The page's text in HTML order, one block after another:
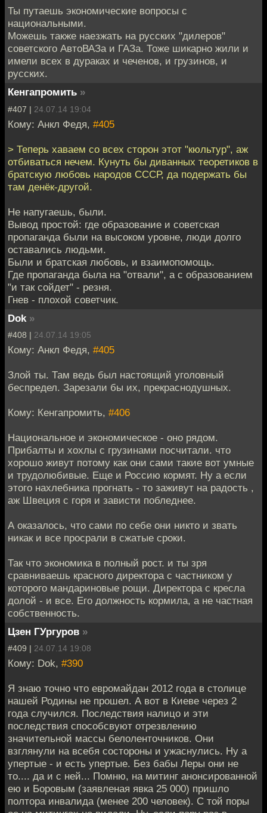
Ты путаешь экономические вопросы с
национальными.
Можешь также наезжать на русских "дилеров"
советского АвтоВАЗа и ГАЗа. Тоже шикарно жили и
имели всех в дураках и чеченов, и грузинов, и
русских.
Кенгапромить »
#407 | 24.07.14 19:04
Кому: Анкл Федя, #405
> Теперь хаваем со всех сторон этот "кюльтур", аж
отбиваться нечем. Кунуть бы диванных теоретиков в
братскую любовь народов СССР, да подержать бы
там денёк-другой.
Не напугаешь, были.
Вывод простой: где образование и советская
пропаганда были на высоком уровне, люди долго
оставались людьми.
Были и братская любовь, и взаимопомощь.
Где пропаганда была на "отвали", а с образованием
"и так сойдет" - резня.
Гнев - плохой советчик.
Dok »
#408 | 24.07.14 19:05
Кому: Анкл Федя, #405
Злой ты. Там ведь был настоящий уголовный
беспредел. Зарезали бы их, прекраснодушных.
Кому: Кенгапромить, #406
Национальное и экономическое - оно рядом.
Прибалты и хохлы с грузинами посчитали. что
хорошо живут потому как они сами такие вот умные
и трудолюбивые. Еще и Россию кормят. Ну а если
этого нахлебника прогнать - то заживут на радость ,
аж Швеция с горя и зависти побледнее.
А оказалось, что сами по себе они никто и звать
никак и все просрали в сжатые сроки.
Так что экономика в полный рост. и ты зря
сравниваешь красного директора с частником у
которого мандариновые рощи. Директора с кресла
долой - и все. Его должность кормила, а не частная
собственность.
Цзен ГУргуров »
#409 | 24.07.14 19:08
Кому: Dok, #390
Я знаю точно что евромайдан 2012 года в столице
нашей Родины не прошел. А вот в Киеве через 2
года случился. Последствия налицо и эти
последствия способсвуют отрезвлению
значительной массы белоленточников. Они
взглянули на всебя состороны и ужаснулись. Ну а
упертые - и есть упертые. Без бабы Леры они не
то.... да и с ней... Помню, на митинг анонсированной
ею и Боровым (заявленая явка 25 000) пришло
полтора инвалида (менее 200 человек). С той поры